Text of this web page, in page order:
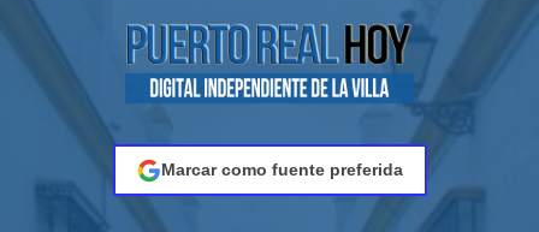
Marcar como fuente preferida